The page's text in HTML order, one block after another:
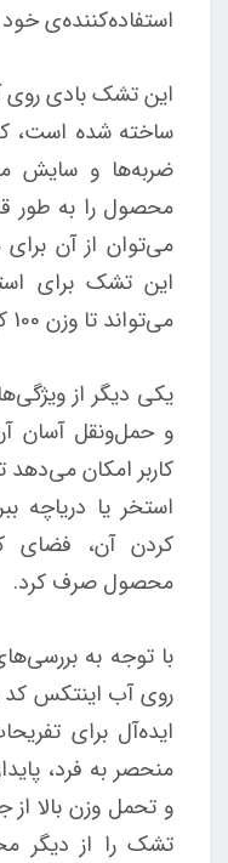
استفاده‌کننده‌ی
این تشک بادی روی
ساخته شده است،
ضربه‌ها و سایش
محصول را به طور
می‌توان از آن
این تشک برای
می‌تواند تا وزن 100 کیلوگرم را تحمل کند.
یکی دیگر از
و حمل‌ونقل آسان
کاربر امکان می‌دهد
استخر یا دریاچه
کردن آن، فضای
محصول صرف کرد.
با توجه به
ایده‌آل برای
منحصر به فرد،
و تحمل وزن بالا
تشک را از دیگر